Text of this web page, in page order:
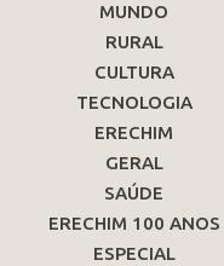
MUNDO
RURAL
CULTURA
TECNOLOGIA
ERECHIM
GERAL
SAÚDE
ERECHIM 100 ANOS
ESPECIAL